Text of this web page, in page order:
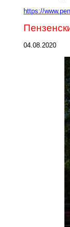
https://
04.08.2020